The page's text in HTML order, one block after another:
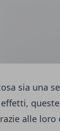
sia una
alle